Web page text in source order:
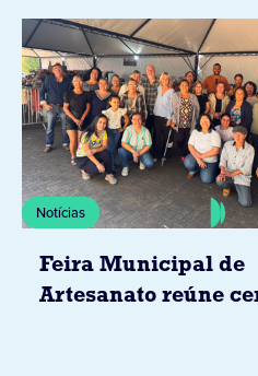
Notícias
Feira Municipal de
Artesanato reúne